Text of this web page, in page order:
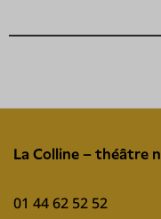
La Colline – théâtre
01 44 62 52 52